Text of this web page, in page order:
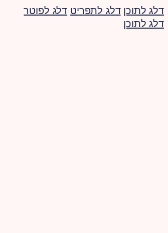
דלג לתוכן דלג לתפריט דלג לפוטר
דלג לתוכן